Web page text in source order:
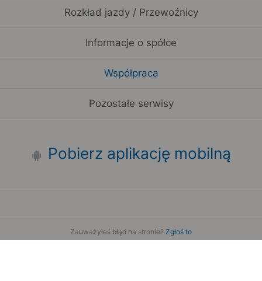
Rozkład jazdy / Przewoźnicy
Informacje o spółce
Współpraca
Pozostałe serwisy
Pobierz aplikację mobilną
Zauważyłeś błąd na stronie? Zgłoś to